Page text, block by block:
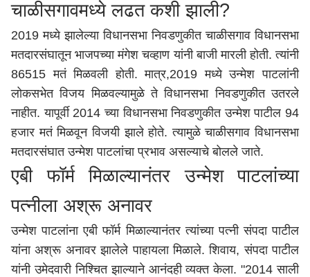
चाळीसगावमध्ये लढत कशी झाली?
2019 मध्ये झालेल्या विधानसभा निवडणुकीत चाळीसगाव विधानसभा
मतदारसंघातून भाजपच्या मंगेश चव्हाण यांनी बाजी मारली होती. त्यांनी
86515 मतं मिळवली होती. मात्र,2019 मध्ये उन्मेश पाटलांनी
लोकसभेत विजय मिळवल्यामुळे ते विधानसभा निवडणुकीत उतरले
नाहीत. यापूर्वी 2014 च्या विधानसभा निवडणुकीत उन्मेश पाटील 94
हजार मतं मिळवून विजयी झाले होते. त्यामुळे चाळीसगाव विधानसभा
मतदारसंघात उन्मेश पाटलांचा प्रभाव असल्याचे बोलले जाते.
एबी फॉर्म मिळाल्यानंतर उन्मेश पाटलांच्या
पत्नीला अश्रू अनावर
उन्मेश पाटलांना एबी फॉर्म मिळाल्यानंतर त्यांच्या पत्नी संपदा पाटील
यांना अश्रू अनावर झालेले पाहायला मिळाले. शिवाय, संपदा पाटील
यांनी उमेदवारी निश्चित झाल्याने आनंदही व्यक्त केला. "2014 साली